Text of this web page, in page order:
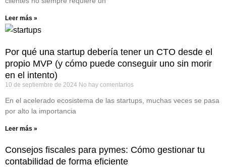
Leer más »
Por qué una startup debería tener un CTO desde el
propio MVP (y cómo puede conseguir uno sin morir
en el intento)
10 de septiembre de 2024 No hay comentarios
En el acelerado ecosistema de las startups, muchas veces se pasa
por alto la importancia
Leer más »
Consejos fiscales para pymes: Cómo gestionar tu
contabilidad de forma eficiente